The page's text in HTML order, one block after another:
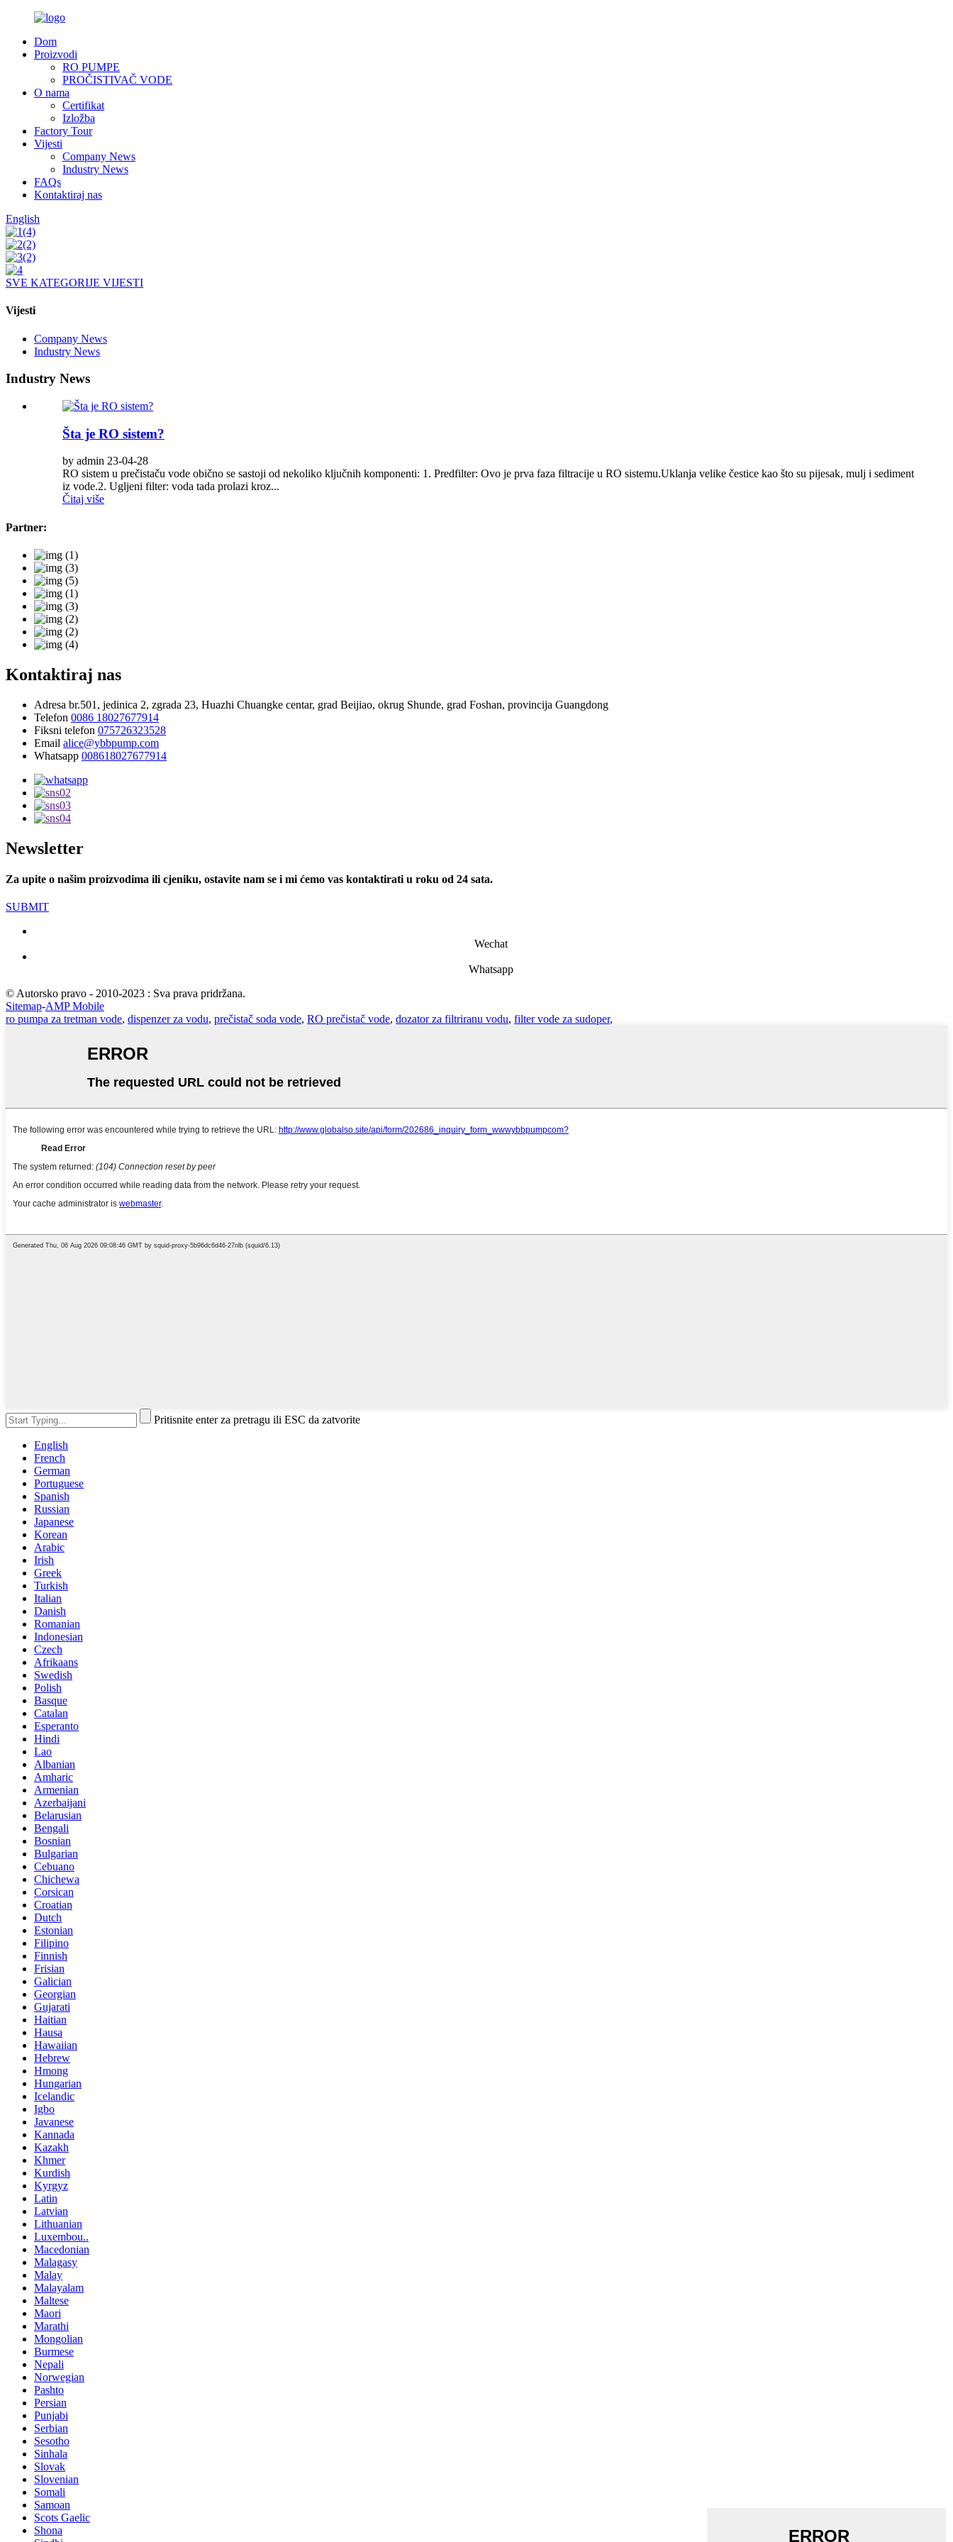
Dom
Proizvodi
RO PUMPE
PROČISTIVAČ VODE
O nama
Certifikat
Izložba
Factory Tour
Vijesti
Company News
Industry News
FAQs
Kontaktiraj nas
English
SVE KATEGORIJE VIJESTI
Vijesti
Company News
Industry News
Industry News
Šta je RO sistem?
by admin 23-04-28
RO sistem u prečistaču vode obično se sastoji od nekoliko ključnih komponenti: 1. Predfilter: Ovo je prva faza filtracije u RO sistemu.Uklanja velike čestice kao što su pijesak, mulj i sediment
iz vode.2. Ugljeni filter: voda tada prolazi kroz...
Čitaj više
Partner:
Kontaktiraj nas
Adresa br.501, jedinica 2, zgrada 23, Huazhi Chuangke centar, grad Beijiao, okrug Shunde, grad Foshan, provincija Guangdong
Telefon 0086 18027677914
Fiksni telefon 075726323528
Email alice@ybbpump.com
Whatsapp 008618027677914
Newsletter
Za upite o našim proizvodima ili cjeniku, ostavite nam se i mi ćemo vas kontaktirati u roku od 24 sata.
SUBMIT
Wechat
Whatsapp
© Autorsko pravo - 2010-2023 : Sva prava pridržana.
Sitemap-AMP Mobile
ro pumpa za tretman vode, dispenzer za vodu, prečistač soda vode, RO prečistač vode, dozator za filtriranu vodu, filter vode za sudoper,
Pritisnite enter za pretragu ili ESC da zatvorite
English
French
German
Portuguese
Spanish
Russian
Japanese
Korean
Arabic
Irish
Greek
Turkish
Italian
Danish
Romanian
Indonesian
Czech
Afrikaans
Swedish
Polish
Basque
Catalan
Esperanto
Hindi
Lao
Albanian
Amharic
Armenian
Azerbaijani
Belarusian
Bengali
Bosnian
Bulgarian
Cebuano
Chichewa
Corsican
Croatian
Dutch
Estonian
Filipino
Finnish
Frisian
Galician
Georgian
Gujarati
Haitian
Hausa
Hawaiian
Hebrew
Hmong
Hungarian
Icelandic
Igbo
Javanese
Kannada
Kazakh
Khmer
Kurdish
Kyrgyz
Latin
Latvian
Lithuanian
Luxembou..
Macedonian
Malagasy
Malay
Malayalam
Maltese
Maori
Marathi
Mongolian
Burmese
Nepali
Norwegian
Pashto
Persian
Punjabi
Serbian
Sesotho
Sinhala
Slovak
Slovenian
Somali
Samoan
Scots Gaelic
Shona